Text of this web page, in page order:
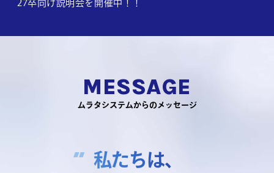
27卒向け説明会を開催中！！
MESSAGE
ムラタシステムからのメッセージ
私たちは、